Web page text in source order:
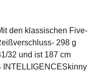
den klassischen Five-
298 g
32 und ist 187 cm
INTELLIGENCESkinny